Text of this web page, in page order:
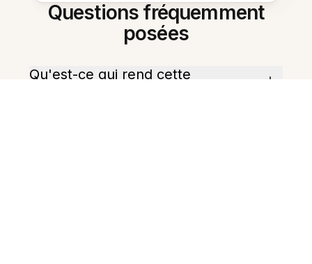
Questions fréquemment
posées
Qu'est-ce qui rend cette